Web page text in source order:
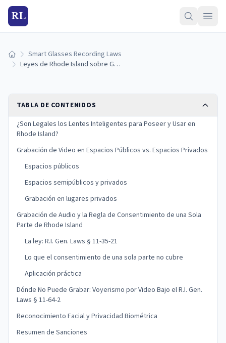
RL
Inicio Smart Glasses Recording Laws
Leyes de Rhode Island sobre Grabación con Lentes Inteligentes 2026
TABLA DE CONTENIDOS
¿Son Legales los Lentes Inteligentes para Poseer y Usar en
Rhode Island?
Grabación de Video en Espacios Públicos vs. Espacios Privados
Espacios públicos
Espacios semipúblicos y privados
Grabación en lugares privados
Grabación de Audio y la Regla de Consentimiento de una Sola
Parte de Rhode Island
La ley: R.I. Gen. Laws § 11-35-21
Lo que el consentimiento de una sola parte no cubre
Aplicación práctica
Dónde No Puede Grabar: Voyerismo por Video Bajo el R.I. Gen.
Laws § 11-64-2
Reconocimiento Facial y Privacidad Biométrica
Resumen de Sanciones